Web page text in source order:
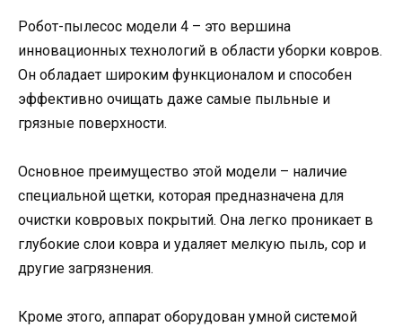
Робот-пылесос модели 4 – это вершина
инновационных технологий в области уборки ковров.
Он обладает широким функционалом и способен
эффективно очищать даже самые пыльные и
грязные поверхности.
Основное преимущество этой модели – наличие
специальной щетки, которая предназначена для
очистки ковровых покрытий. Она легко проникает в
глубокие слои ковра и удаляет мелкую пыль, сор и
другие загрязнения.
Кроме этого, аппарат оборудован умной системой